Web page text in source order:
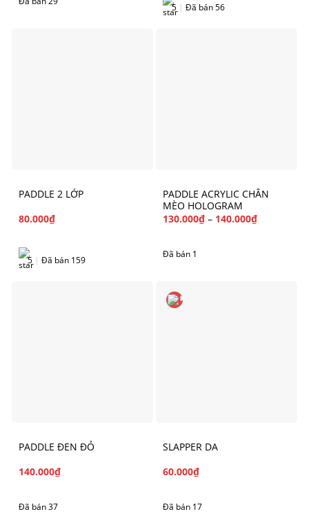
5 | Đã bán 56
PADDLE 2 LỚP
80.000₫
5 | Đã bán 159
PADDLE ACRYLIC CHÂN
MÈO HOLOGRAM
130.000₫ – 140.000₫
Đã bán 1
PADDLE ĐEN ĐỎ
140.000₫
Đã bán 37
SLAPPER DA
60.000₫
Đã bán 17